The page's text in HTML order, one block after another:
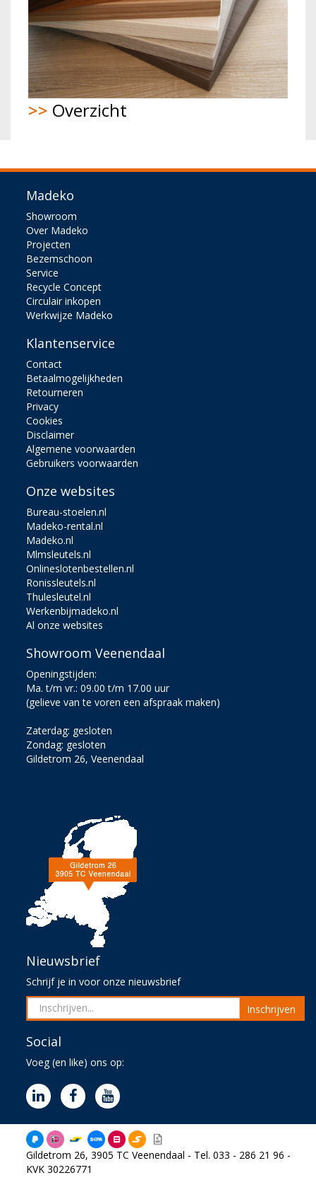
>> Overzicht
Madeko
Showroom
Over Madeko
Projecten
Bezemschoon
Service
Recycle Concept
Circulair inkopen
Werkwijze Madeko
Klantenservice
Contact
Betaalmogelijkheden
Retourneren
Privacy
Cookies
Disclaimer
Algemene voorwaarden
Gebruikers voorwaarden
Onze websites
Bureau-stoelen.nl
Madeko-rental.nl
Madeko.nl
Mlmsleutels.nl
Onlineslotenbestellen.nl
Ronissleutels.nl
Thulesleutel.nl
Werkenbijmadeko.nl
Al onze websites
Showroom Veenendaal
Openingstijden:
Ma. t/m vr.: 09.00 t/m 17.00 uur
(gelieve van te voren een afspraak maken)
Zaterdag: gesloten
Zondag: gesloten
Gildetrom 26, Veenendaal
Nieuwsbrief
Schrijf je in voor onze nieuwsbrief
Inschrijven
Social
Voeg (en like) ons op:
Gildetrom 26, 3905 TC Veenendaal - Tel. 033 - 286 21 96 -
KVK 30226771